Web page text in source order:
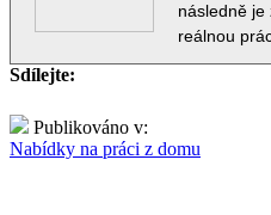
následně
reálnou
Sdílejte:
Publikováno v:
Nabídky na práci z domu